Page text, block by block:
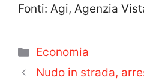
Fonti: Agi, Agenzia
Categorie
Economia
Nudo in strada,